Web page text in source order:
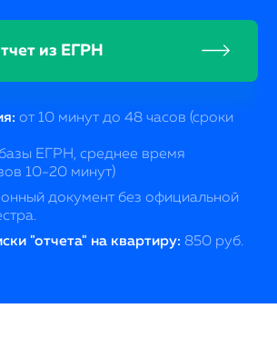
из ЕГРН
от 10 минут до 48 часов (сроки
ЕГРН, среднее время
10-20 минут)
документ без официальной
"отчета" на квартиру: 850 руб.